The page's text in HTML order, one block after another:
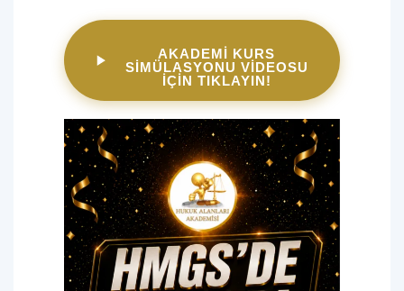
AKADEMİ KURS
SİMÜLASYONU VİDEOSU
İÇİN TIKLAYIN!